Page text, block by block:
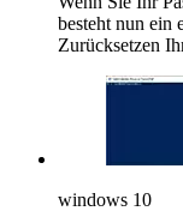
besteht nun ein
Zurücksetzen
windows 10